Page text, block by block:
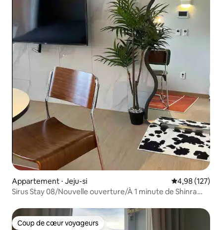
Appartement ⋅ Jeju-si Évaluation
4,98 (127)
Sirus Stay 08/Nouvelle ouverture/À 1 minute de Shinra
séjour/Vivre un mois
Coup de cœur voyageurs
Coup de cœur voyageurs